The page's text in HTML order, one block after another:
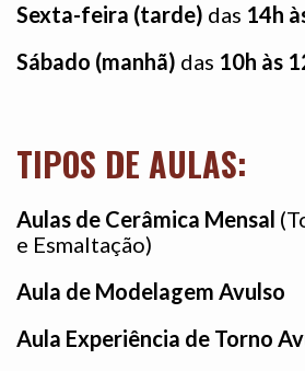
Sexta-feira (tarde) das 14h
Sábado (manhã) das 10h às
TIPOS DE AULAS:
Aulas de Cerâmica Mensal
e Esmaltação)
Aula de Modelagem Avulso
Aula Experiência de Torno